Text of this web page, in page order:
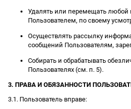
Удалять или перемещать любой
Пользователем, по своему
Осуществлять рассылку
сообщений Пользователям,
Собирать и обрабатывать
Пользователях (см. п. 5).
3. ПРАВА И ОБЯЗАННОСТИ
3.1. Пользователь вправе: